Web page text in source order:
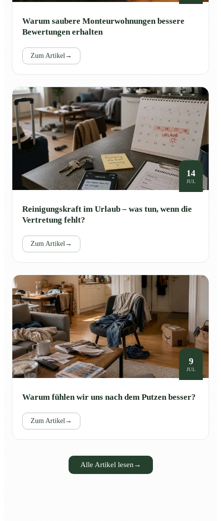
Warum saubere Monteurwohnungen bessere
Bewertungen erhalten
Zum Artikel→
14
JUL
Reinigungskraft im Urlaub – was tun, wenn die
Vertretung fehlt?
Zum Artikel→
9
JUL
Warum fühlen wir uns nach dem Putzen besser?
Zum Artikel→
Alle Artikel lesen →